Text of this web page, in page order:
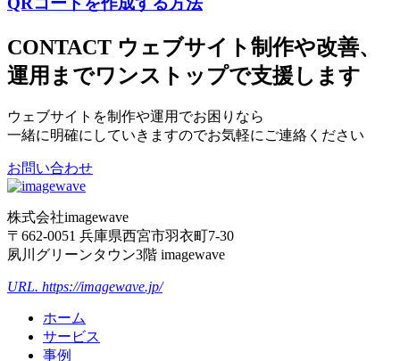
CONTACT ウェブサイト制作や改善、
運用までワンストップで支援します
ウェブサイトを制作や運用でお困りなら
一緒に明確にしていきますのでお気軽にご連絡ください
お問い合わせ
株式会社imagewave
〒662-0051 兵庫県西宮市羽衣町7-30
夙川グリーンタウン3階 imagewave
URL. https://imagewave.jp/
ホーム
サービス
事例